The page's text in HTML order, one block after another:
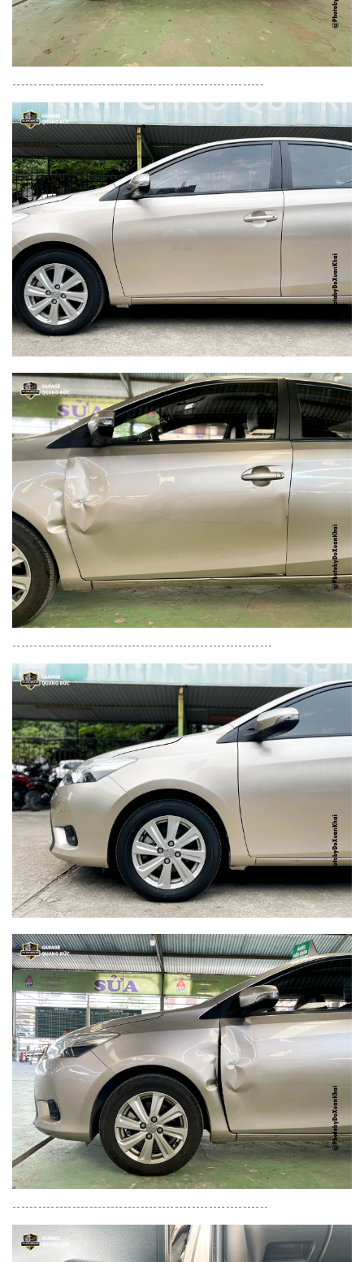
-----------------------------------------------------------
-------------------------------------------------------------
------------------------------------------------------------